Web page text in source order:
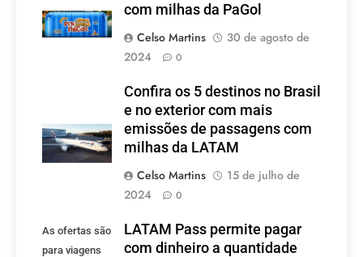
com milhas da PaGol
Celso Martins
30 de agosto de
2024
0
Confira os 5 destinos no Brasil
e no exterior com mais
emissões de passagens com
milhas da LATAM
Celso Martins
15 de julho de
2024
0
As ofertas são
para viagens
LATAM Pass permite pagar
com dinheiro a quantidade